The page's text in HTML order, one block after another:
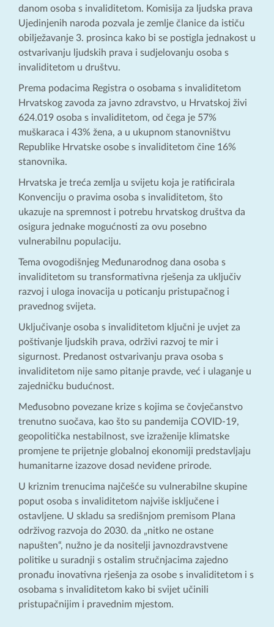
danom osoba s invaliditetom. Komisija za ljudska prava
Ujedinjenih naroda pozvala je zemlje članice da ističu
obilježavanje 3. prosinca kako bi se postigla jednakost u
ostvarivanju ljudskih prava i sudjelovanju osoba s
invaliditetom u društvu.
Prema podacima Registra o osobama s invaliditetom
Hrvatskog zavoda za javno zdravstvo, u Hrvatskoj živi
624.019 osoba s invaliditetom, od čega je 57%
muškaraca i 43% žena, a u ukupnom stanovništvu
Republike Hrvatske osobe s invaliditetom čine 16%
stanovnika.
Hrvatska je treća zemlja u svijetu koja je ratificirala
Konvenciju o pravima osoba s invaliditetom, što
ukazuje na spremnost i potrebu hrvatskog društva da
osigura jednake mogućnosti za ovu posebno
vulnerabilnu populaciju.
Tema ovogodišnjeg Međunarodnog dana osoba s
invaliditetom su transformativna rješenja za uključiv
razvoj i uloga inovacija u poticanju pristupačnog i
pravednog svijeta.
Uključivanje osoba s invaliditetom ključni je uvjet za
poštivanje ljudskih prava, održivi razvoj te mir i
sigurnost. Predanost ostvarivanju prava osoba s
invaliditetom nije samo pitanje pravde, već i ulaganje u
zajedničku budućnost.
Međusobno povezane krize s kojima se čovječanstvo
trenutno suočava, kao što su pandemija COVID-19,
geopolitička nestabilnost, sve izraženije klimatske
promjene te prijetnje globalnoj ekonomiji predstavljaju
humanitarne izazove dosad neviđene prirode.
U kriznim trenucima najčešće su vulnerabilne skupine
poput osoba s invaliditetom najviše isključene i
ostavljene. U skladu sa središnjom premisom Plana
održivog razvoja do 2030. da „nitko ne ostane
napušten“, nužno je da nositelji javnozdravstvene
politike u suradnji s ostalim stručnjacima zajedno
pronađu inovativna rješenja za osobe s invaliditetom i s
osobama s invaliditetom kako bi svijet učinili
pristupačnijim i pravednim mjestom.